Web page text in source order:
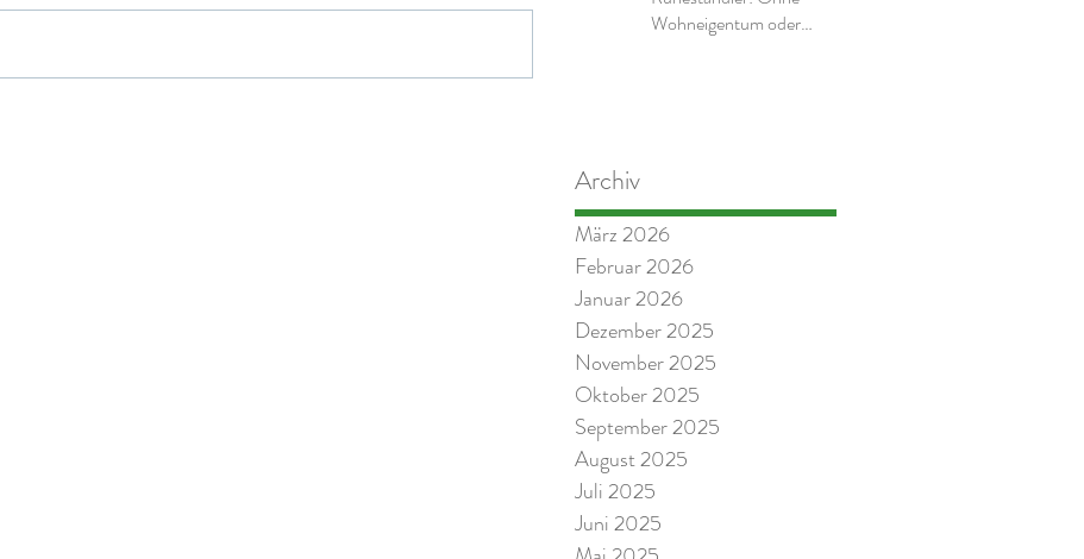
Wohneigentum oder
Archiv
März 2026
Februar 2026
Januar 2026
Dezember 2025
November 2025
Oktober 2025
September 2025
August 2025
Juli 2025
Juni 2025